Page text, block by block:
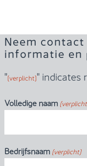
Neem
informatie en
"(verplicht)" indicates
Volledige naam
Bedrijfsnaam (verplicht)